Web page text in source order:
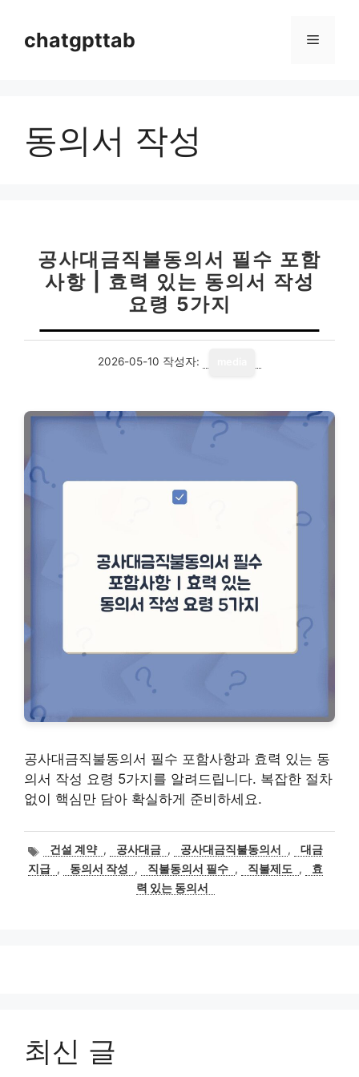
chatgpttab 메
동의서 작성
공사대금직불동의서 필수 포함
사항 | 효력 있는 동의서 작성
요령 5가지
2026-05-10 작성자:
공사대금직불동의서 필수 포함사항과 효력 있는 동
의서 작성 요령 5가지를 알려드립니다. 복잡한 절차
없이 핵심만 담아 확실하게 준비하세요.
태
그
건설 계약 , 공사대금 , 공사대금직불동의서 ,
대금
지급 , 동의서 작성 , 직불동의서 필수 , 직불제도 ,
효
력 있는 동의서
최신 글